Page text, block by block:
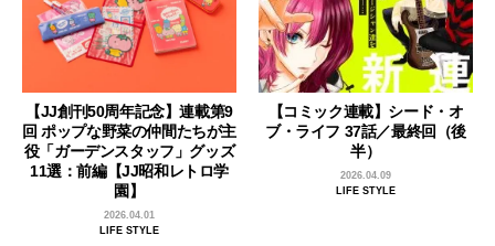
【JJ創刊50周年記念】連載第9
回 ポップな野菜の仲間たちが主
役「ガーデンスタッフ」グッズ
11選：前編【JJ昭和レトロ学
園】
2026.04.01
LIFE STYLE
【コミック連載】シード・オ
ブ・ライフ 37話／最終回（後
半）
2026.04.09
LIFE STYLE